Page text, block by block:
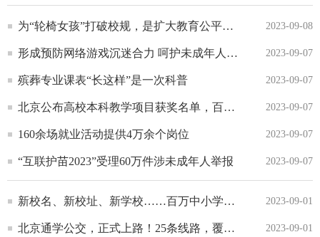
为“轮椅女孩”打破校规，是扩大教育公平应有之义 2023-09-08
形成预防网络游戏沉迷合力 呵护未成年人健康成长 2023-09-07
殡葬专业课表“长这样”是一次科普 2023-09-07
北京公布高校本科教学项目获奖名单，百余名教师获评“教学名师” 2023-09-07
160余场就业活动提供4万余个岗位 2023-09-07
“互联护苗2023”受理60万件涉未成年人举报 2023-09-07
新校名、新校址、新学校……百万中小学生今起开启新学期 2023-09-01
北京通学公交，正式上路！25条线路，覆盖这些学校—— 2023-09-01